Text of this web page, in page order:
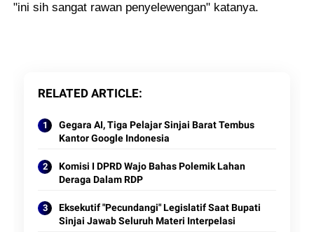
"ini sih sangat rawan penyelewengan" katanya.
RELATED ARTICLE
Gegara AI, Tiga Pelajar Sinjai Barat Tembus
Kantor Google Indonesia
Komisi I DPRD Wajo Bahas Polemik Lahan
Deraga Dalam RDP
Eksekutif "Pecundangi" Legislatif Saat Bupati
Sinjai Jawab Seluruh Materi Interpelasi